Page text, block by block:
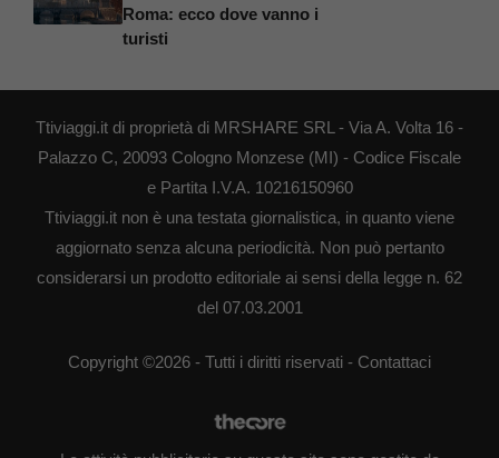
Roma: ecco dove vanno i
turisti
Ttiviaggi.it di proprietà di MRSHARE SRL - Via A. Volta 16 -
Palazzo C, 20093 Cologno Monzese (MI) - Codice Fiscale
e Partita I.V.A. 10216150960
Ttiviaggi.it non è una testata giornalistica, in quanto viene
aggiornato senza alcuna periodicità. Non può pertanto
considerarsi un prodotto editoriale ai sensi della legge n. 62
del 07.03.2001
Copyright ©2026 - Tutti i diritti riservati - Contattaci